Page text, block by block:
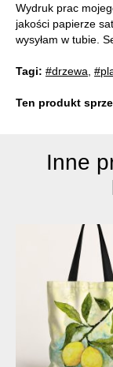
Wydruk prac
jakości papierze
wysyłam w tubie.
Tagi: #drzewa
Ten produkt
Inne